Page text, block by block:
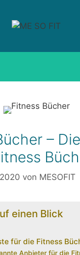
–
von MESOFIT
einen Blick
für die Fitness
Anbieter für die